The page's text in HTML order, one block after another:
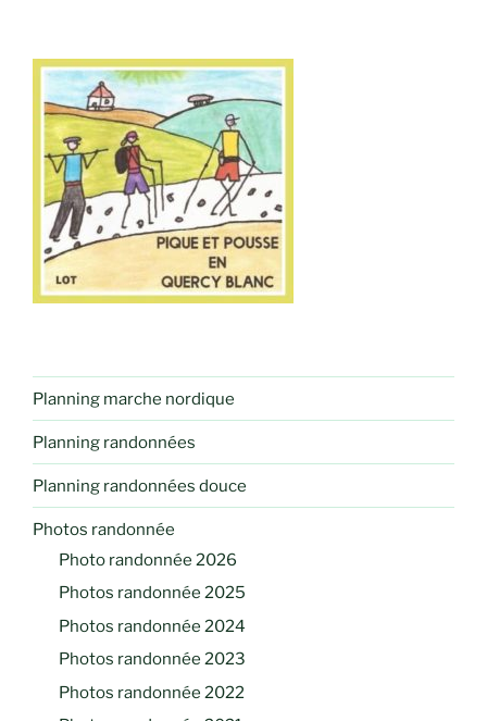
Planning marche nordique
Planning randonnées
Planning randonnées douce
Photos randonnée
Photo randonnée 2026
Photos randonnée 2025
Photos randonnée 2024
Photos randonnée 2023
Photos randonnée 2022